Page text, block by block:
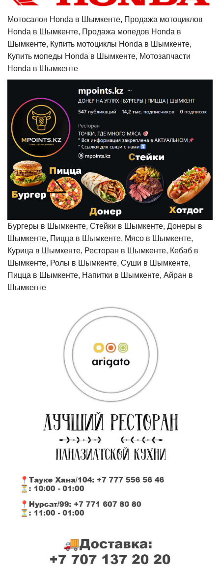
Мотосалон Honda в Шымкенте, Продажа мотоциклов
Honda в Шымкенте, Продажа мопедов Honda в
Шымкенте, Купить мотоциклы Honda в Шымкенте,
Купить мопеды Honda в Шымкенте, Мотозапчасти
Honda в Шымкенте
Бургеры в Шымкенте, Стейки в Шымкенте, Донеры в
Шымкенте, Пицца в Шымкенте, Мясо в Шымкенте,
Курица в Шымкенте, Ресторан в Шымкенте, Кебаб в
Шымкенте, Ролы в Шымкенте, Суши в Шымкенте,
Пицца в Шымкенте, Напитки в Шымкенте, Айран в
Шымкенте